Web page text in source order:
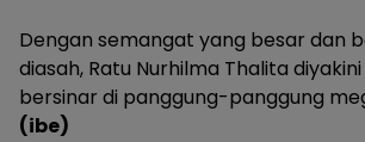
Dengan semangat yang besar dan
diasah, Ratu Nurhilma Thalita
bersinar di panggung-panggung
(ibe)